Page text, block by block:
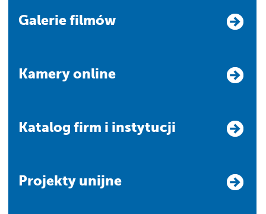
Galerie filmów
Kamery online
Katalog firm i instytucji
Projekty unijne